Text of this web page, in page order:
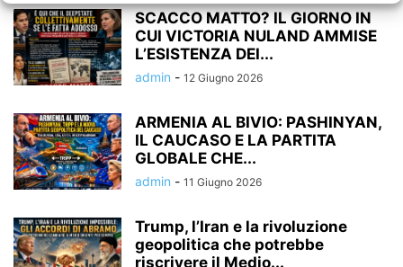
SCACCO MATTO? IL GIORNO IN
CUI VICTORIA NULAND AMMISE
L’ESISTENZA DEI...
admin - 12 Giugno 2026
ARMENIA AL BIVIO: PASHINYAN,
IL CAUCASO E LA PARTITA
GLOBALE CHE...
admin - 11 Giugno 2026
Trump, l’Iran e la rivoluzione
geopolitica che potrebbe
riscrivere il Medio...